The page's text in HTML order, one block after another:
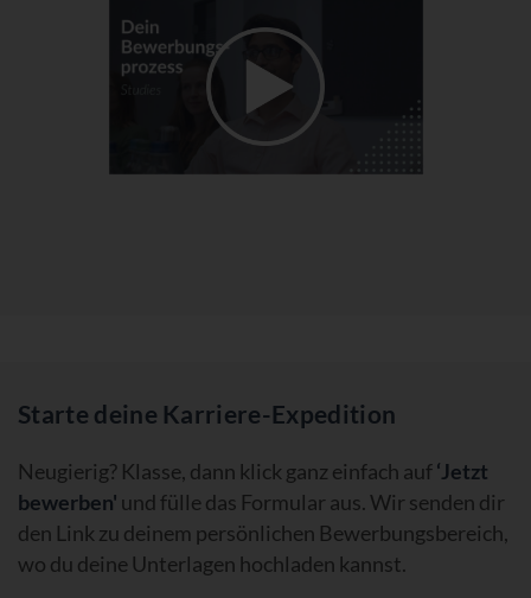
Starte deine Karriere-Expedition
Neugierig? Klasse, dann klick ganz einfach auf‘Jetzt
bewerben' und fülle das Formular aus. Wir senden dir
den Link zu deinem persönlichen Bewerbungsbereich,
wo du deine Unterlagen hochladen kannst.